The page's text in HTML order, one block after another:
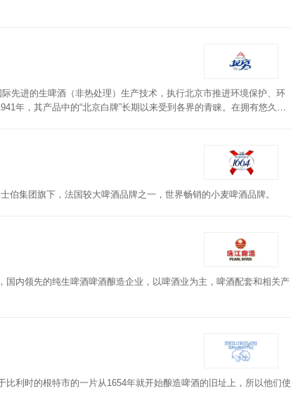
先进的生啤酒（非热处理）生产技术，执行北京市推进环境保护、环
年，其产品中的“北京白牌”长期以来受到各界的青睐。在拥有悠久历
伯集团旗下，法国较大啤酒品牌之一，世界畅销的小麦啤酒品牌。
内领先的纯生啤酒啤酒酿造企业，以啤酒业为主，啤酒配套和相关产
利时的根特市的一片从1654年就开始酿造啤酒的旧址上，所以他们使